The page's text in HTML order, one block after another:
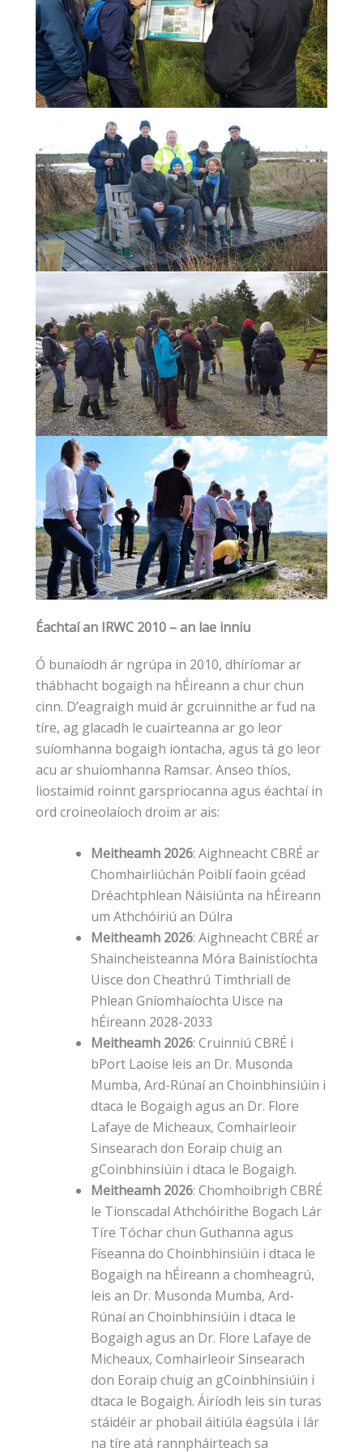
Éachtaí an IRWC 2010 – an lae inniu
Ó bunaíodh ár ngrúpa in 2010, dhíríomar ar
thábhacht bogaigh na hÉireann a chur chun
cinn. D’eagraigh muid ár gcruinnithe ar fud na
tíre, ag glacadh le cuairteanna ar go leor
suíomhanna bogaigh iontacha, agus tá go leor
acu ar shuíomhanna Ramsar. Anseo thíos,
liostaimid roinnt garspriocanna agus éachtaí in
ord croineolaíoch droim ar ais:
Meitheamh 2026: Aighneacht CBRÉ ar
Chomhairliúchán Poiblí faoin gcéad
Dréachtphlean Náisiúnta na hÉireann
um Athchóiriú an Dúlra
Meitheamh 2026: Aighneacht CBRÉ ar
Shaincheisteanna Móra Bainistíochta
Uisce don Cheathrú Timthriall de
Phlean Gníomhaíochta Uisce na
hÉireann 2028-2033
Meitheamh 2026: Cruinniú CBRÉ i
bPort Laoise leis an Dr. Musonda
Mumba, Ard-Rúnaí an Choinbhinsiúin i
dtaca le Bogaigh agus an Dr. Flore
Lafaye de Micheaux, Comhairleoir
Sinsearach don Eoraip chuig an
gCoinbhinsiúin i dtaca le Bogaigh.
Meitheamh 2026: Chomhoibrigh CBRÉ
le Tionscadal Athchóirithe Bogach Lár
Tíre Tóchar chun Guthanna agus
Físeanna do Choinbhinsiúin i dtaca le
Bogaigh na hÉireann a chomheagrú,
leis an Dr. Musonda Mumba, Ard-
Rúnaí an Choinbhinsiúin i dtaca le
Bogaigh agus an Dr. Flore Lafaye de
Micheaux, Comhairleoir Sinsearach
don Eoraip chuig an gCoinbhinsiúin i
dtaca le Bogaigh. Áiríodh leis sin turas
stáidéir ar phobail áitiúla éagsúla i lár
na tíre atá rannpháirteach sa